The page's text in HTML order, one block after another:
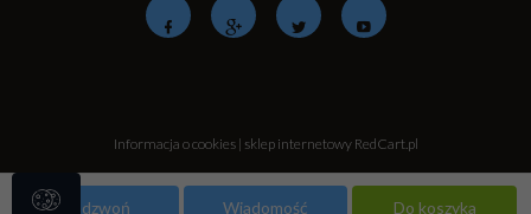
Zadzwoń Wiadomość Do koszyka
Informacja o cookies| sklep internetowyRedCart.pl